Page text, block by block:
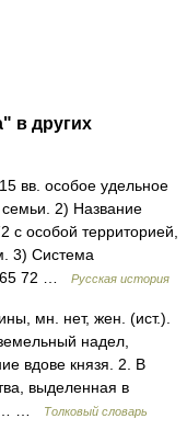
в других
вв. особое удельное
2) Название
с особой территорией,
3) Система
72 …
Русская история
мн. нет, жен. (ист.).
надел,
вдове князя. 2. В
выделенная в
и… …
Толковый словарь